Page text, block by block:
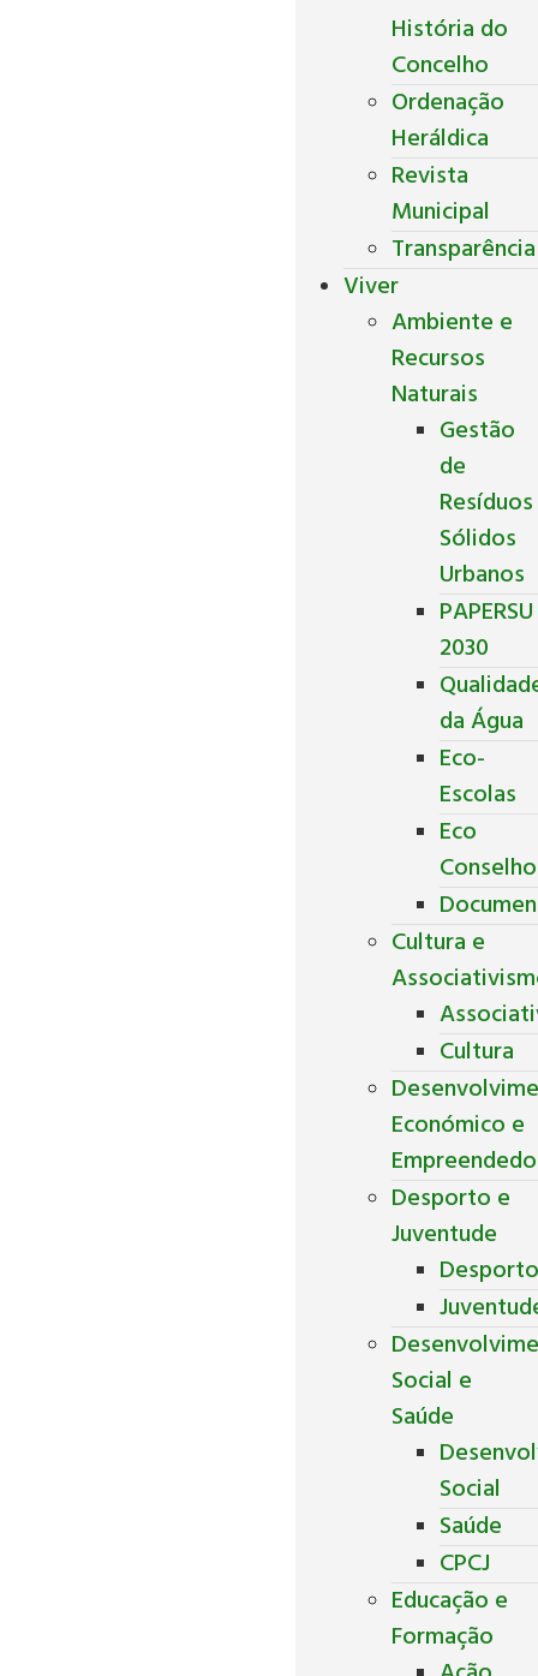
História do
Concelho
Ordenação
Heráldica
Revista
Municipal
Transparência
Viver
Ambiente e
Recursos
Naturais
Gestão
de
Resíduos
Sólidos
Urbanos
PAPERSU
2030
da Água
Eco-
Escolas
Eco
Cultura e
Cultura
Económico e
Desporto e
Juventude
Social e
Saúde
Social
Saúde
CPCJ
Educação e
Formação